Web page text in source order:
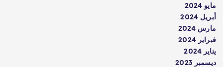
مايو 2024
أبريل 2024
مارس 2024
فبراير 2024
يناير 2024
ديسمبر 2023